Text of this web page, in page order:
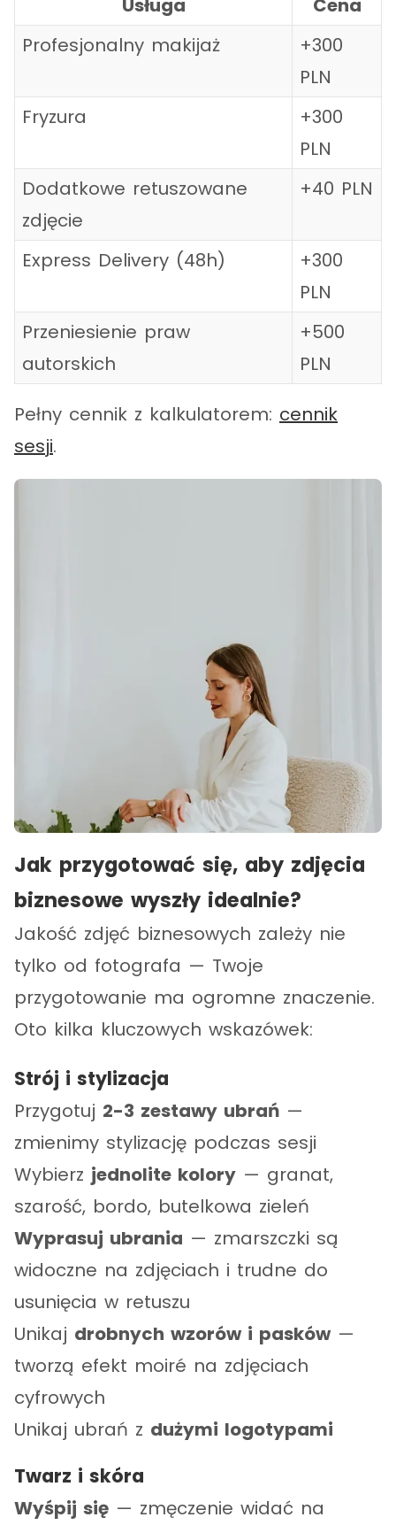
Usługa
Cena
Profesjonalny makijaż
+300
PLN
Fryzura
+300
PLN
Dodatkowe retuszowane
zdjęcie
+40 PLN
Express Delivery (48h)
+300
PLN
Przeniesienie praw
autorskich
+500
PLN
Pełny cennik z kalkulatorem: cennik
sesji.
Jak przygotować się, aby zdjęcia
biznesowe wyszły idealnie?
Jakość zdjęć biznesowych zależy nie
tylko od fotografa — Twoje
przygotowanie ma ogromne znaczenie.
Oto kilka kluczowych wskazówek:
Strój i stylizacja
Przygotuj 2-3 zestawy ubrań —
zmienimy stylizację podczas sesji
Wybierz jednolite kolory — granat,
szarość, bordo, butelkowa zieleń
Wyprasuj ubrania — zmarszczki są
widoczne na zdjęciach i trudne do
usunięcia w retuszu
Unikaj drobnych wzorów i pasków —
tworzą efekt moiré na zdjęciach
cyfrowych
Unikaj ubrań z dużymi logotypami
Twarz i skóra
Wyśpij się — zmęczenie widać na